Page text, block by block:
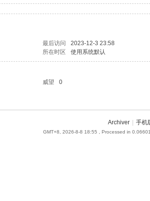
最后访问
2023-12-3 23:58
所在时区 使用系统默认
威望
0
Archiver 手机
GMT+8, 2026-8-8 18:55 , Processed in